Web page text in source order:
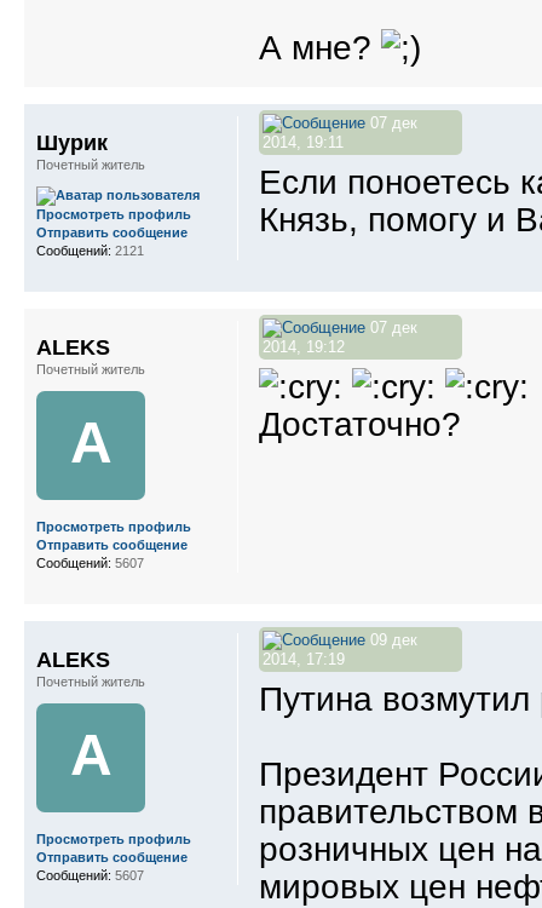
А мне?
07 дек
2014, 19:11
Если поноетесь
Князь, помогу и
Шурик
Почетный житель
Просмотреть профиль
Отправить сообщение
Сообщений: 2121
07 дек
2014, 19:12
Достаточно?
ALEKS
Почетный житель
A
Просмотреть профиль
Отправить сообщение
Сообщений: 5607
09 дек
2014, 17:19
Путина
Президент
правительством
розничных цен
мировых цен
ALEKS
Почетный житель
A
Просмотреть профиль
Отправить сообщение
Сообщений: 5607